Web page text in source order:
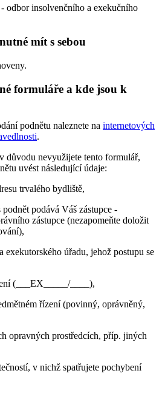
- odbor insolvenčního a exekučního
mít s sebou
formuláře a kde jsou k
podnětu naleznete na internetových
.
důvodu nevyužijete tento formulář,
uvést následující údaje:
trvalého bydliště,
podává Váš zástupce -
zástupce (nezapomeňte doložit
exekutorského úřadu, jehož postupu se
(___EX_____/____),
řízení (povinný, oprávněný,
opravných prostředcích, příp. jiných
v nichž spatřujete pochybení